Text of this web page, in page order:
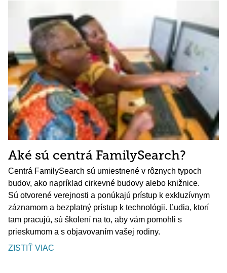
Aké sú centrá FamilySearch?
Centrá FamilySearch sú umiestnené v rôznych typoch
budov, ako napríklad cirkevné budovy alebo knižnice.
Sú otvorené verejnosti a ponúkajú prístup k exkluzívnym
záznamom a bezplatný prístup k technológii. Ľudia, ktorí
tam pracujú, sú školení na to, aby vám pomohli s
prieskumom a s objavovaním vašej rodiny.
ZISTIŤ VIAC